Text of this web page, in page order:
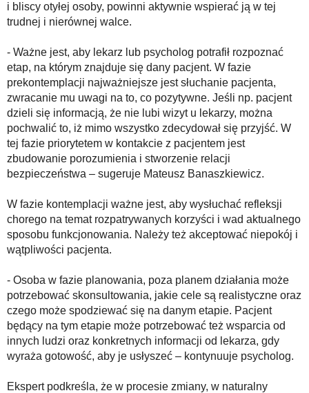
i bliscy otyłej osoby, powinni aktywnie wspierać ją w tej
trudnej i nierównej walce.
- Ważne jest, aby lekarz lub psycholog potrafił rozpoznać
etap, na którym znajduje się dany pacjent. W fazie
prekontemplacji najważniejsze jest słuchanie pacjenta,
zwracanie mu uwagi na to, co pozytywne. Jeśli np. pacjent
dzieli się informacją, że nie lubi wizyt u lekarzy, można
pochwalić to, iż mimo wszystko zdecydował się przyjść. W
tej fazie priorytetem w kontakcie z pacjentem jest
zbudowanie porozumienia i stworzenie relacji
bezpieczeństwa – sugeruje Mateusz Banaszkiewicz.
W fazie kontemplacji ważne jest, aby wysłuchać refleksji
chorego na temat rozpatrywanych korzyści i wad aktualnego
sposobu funkcjonowania. Należy też akceptować niepokój i
wątpliwości pacjenta.
- Osoba w fazie planowania, poza planem działania może
potrzebować skonsultowania, jakie cele są realistyczne oraz
czego może spodziewać się na danym etapie. Pacjent
będący na tym etapie może potrzebować też wsparcia od
innych ludzi oraz konkretnych informacji od lekarza, gdy
wyraża gotowość, aby je usłyszeć – kontynuuje psycholog.
Ekspert podkreśla, że w procesie zmiany, w naturalny